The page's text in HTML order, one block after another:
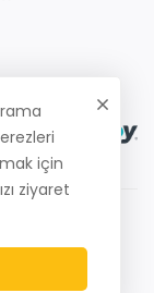
için
ziyaret